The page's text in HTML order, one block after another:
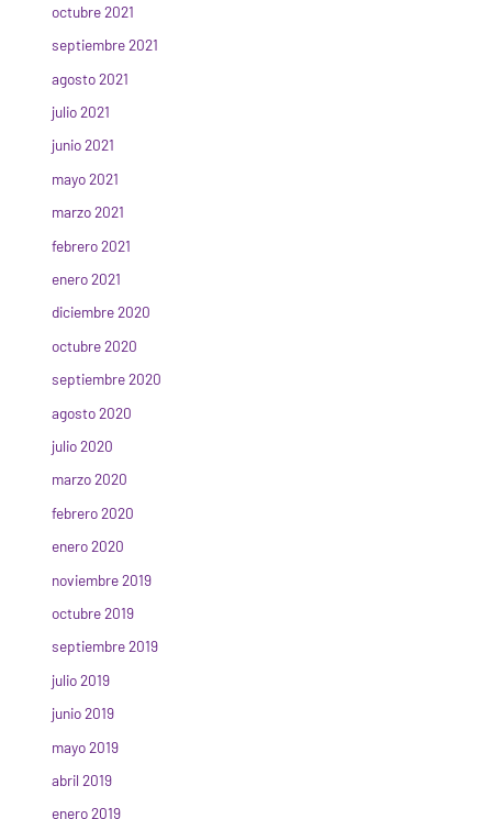
octubre 2021
septiembre 2021
agosto 2021
julio 2021
junio 2021
mayo 2021
marzo 2021
febrero 2021
enero 2021
diciembre 2020
octubre 2020
septiembre 2020
agosto 2020
julio 2020
marzo 2020
febrero 2020
enero 2020
noviembre 2019
octubre 2019
septiembre 2019
julio 2019
junio 2019
mayo 2019
abril 2019
enero 2019